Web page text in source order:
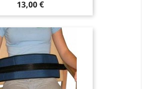
Precio
13,00 €